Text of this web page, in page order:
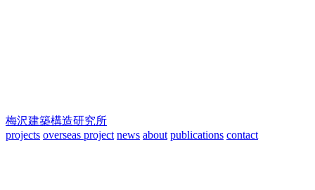
梅沢建築構造研究所
projects overseas project news about publications contact